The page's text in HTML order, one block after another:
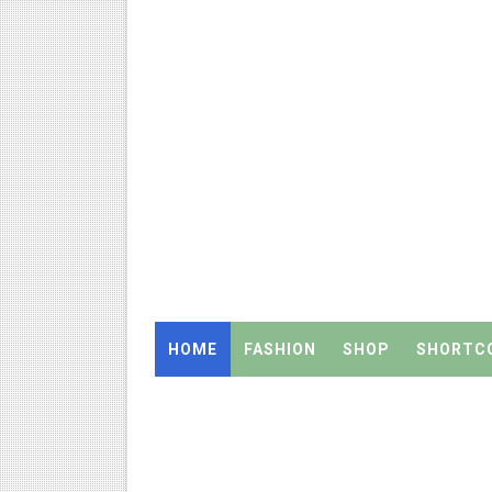
TN SSLC Supplementary
ஒருங்கிணைந்த பள்ளிக்
தமிழ்நாடு அரசு ஊழியர்கள்
இராணிப்பேட்டை:
Census 2027: கோவை பள்ளி
Census 2027: திருவள்ளூர்
HOME FASHION SHOP